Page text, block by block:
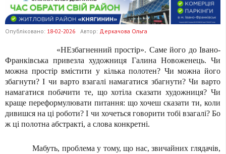
Опубліковано: 18-02-2026 Автор: Деркачова Ольга
«НЕзбагненний простір». Саме його до Івано-
Франківська привезла художниця Галина Новоженець. Чи
можна простір вмістити у кілька полотен? Чи можна його
збагнути? І чи варто взагалі намагатися збагнути? Чи варто
намагатися побачити те, що хотіла сказати художниця? Чи
краще переформулювати питання: що хочеш сказати ти, коли
дивишся на ці роботи? І чи хочеться говорити тобі взагалі? Бо
ж ці полотна абстракті, а слова конкретні.
Мабуть, проблема у тому, що нас, звичайних глядачів,